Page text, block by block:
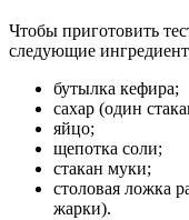
Чтобы приготовить
следующие
бутылка кефира;
сахар (один
яйцо;
щепотка соли;
стакан муки;
столовая ложка
жарки).